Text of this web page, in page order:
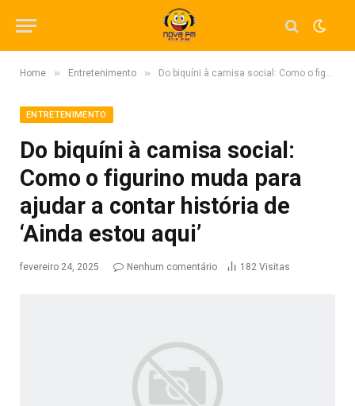
Home » Entretenimento » Do biquíni à camisa social: Como o figurino muda para ajudar a contar história de ‘Ainda estou aqui’
ENTRETENIMENTO
Do biquíni à camisa social:
Como o figurino muda para
ajudar a contar história de
‘Ainda estou aqui’
fevereiro 24, 2025 Nenhum comentário 182 Visitas